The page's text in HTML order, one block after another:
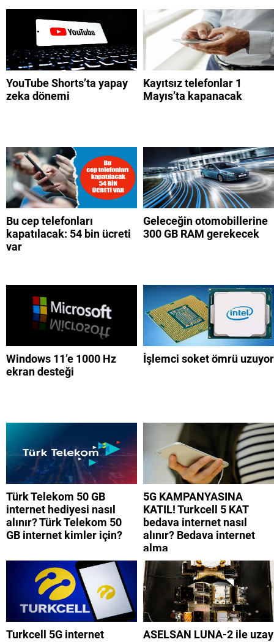
YouTube Shorts’ta yapay
zeka dönemi
Kayıtsız telefonlar 1
Mayıs’ta kapanacak
Bu cep telefonları
kapatılacak: 54 bin ücreti
var
Geleceğin otomobillerine
300 GB RAM gerekecek
Windows 11’e 1000 Hz
ekran desteği
İşlemci soket ömrü uzuyor
Türk Telekom 50 GB
internet hediyesi nasıl
alınır? Türk Telekom 50
GB internet kimler için?
5G KAMPANYASINA
KATIL! Turkcell 5 KAT
bedava internet nasıl
alınır? Bedava internet
alma
Turkcell 5G internet
ASELSAN LUNA-2 ile uzay